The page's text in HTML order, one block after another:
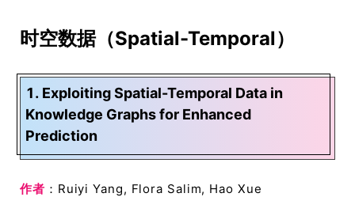
时空数据（Spatial-Temporal）
1. Exploiting Spatial-Temporal Data in
Knowledge Graphs for Enhanced
Prediction
作者 ：Ruiyi Yang, Flora Salim, Hao Xue